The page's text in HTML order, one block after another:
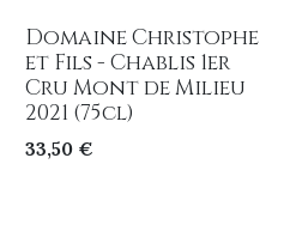
Domaine Christophe
et Fils - Chablis 1er
Cru Mont de Milieu
2021 (75cl)
33,50€